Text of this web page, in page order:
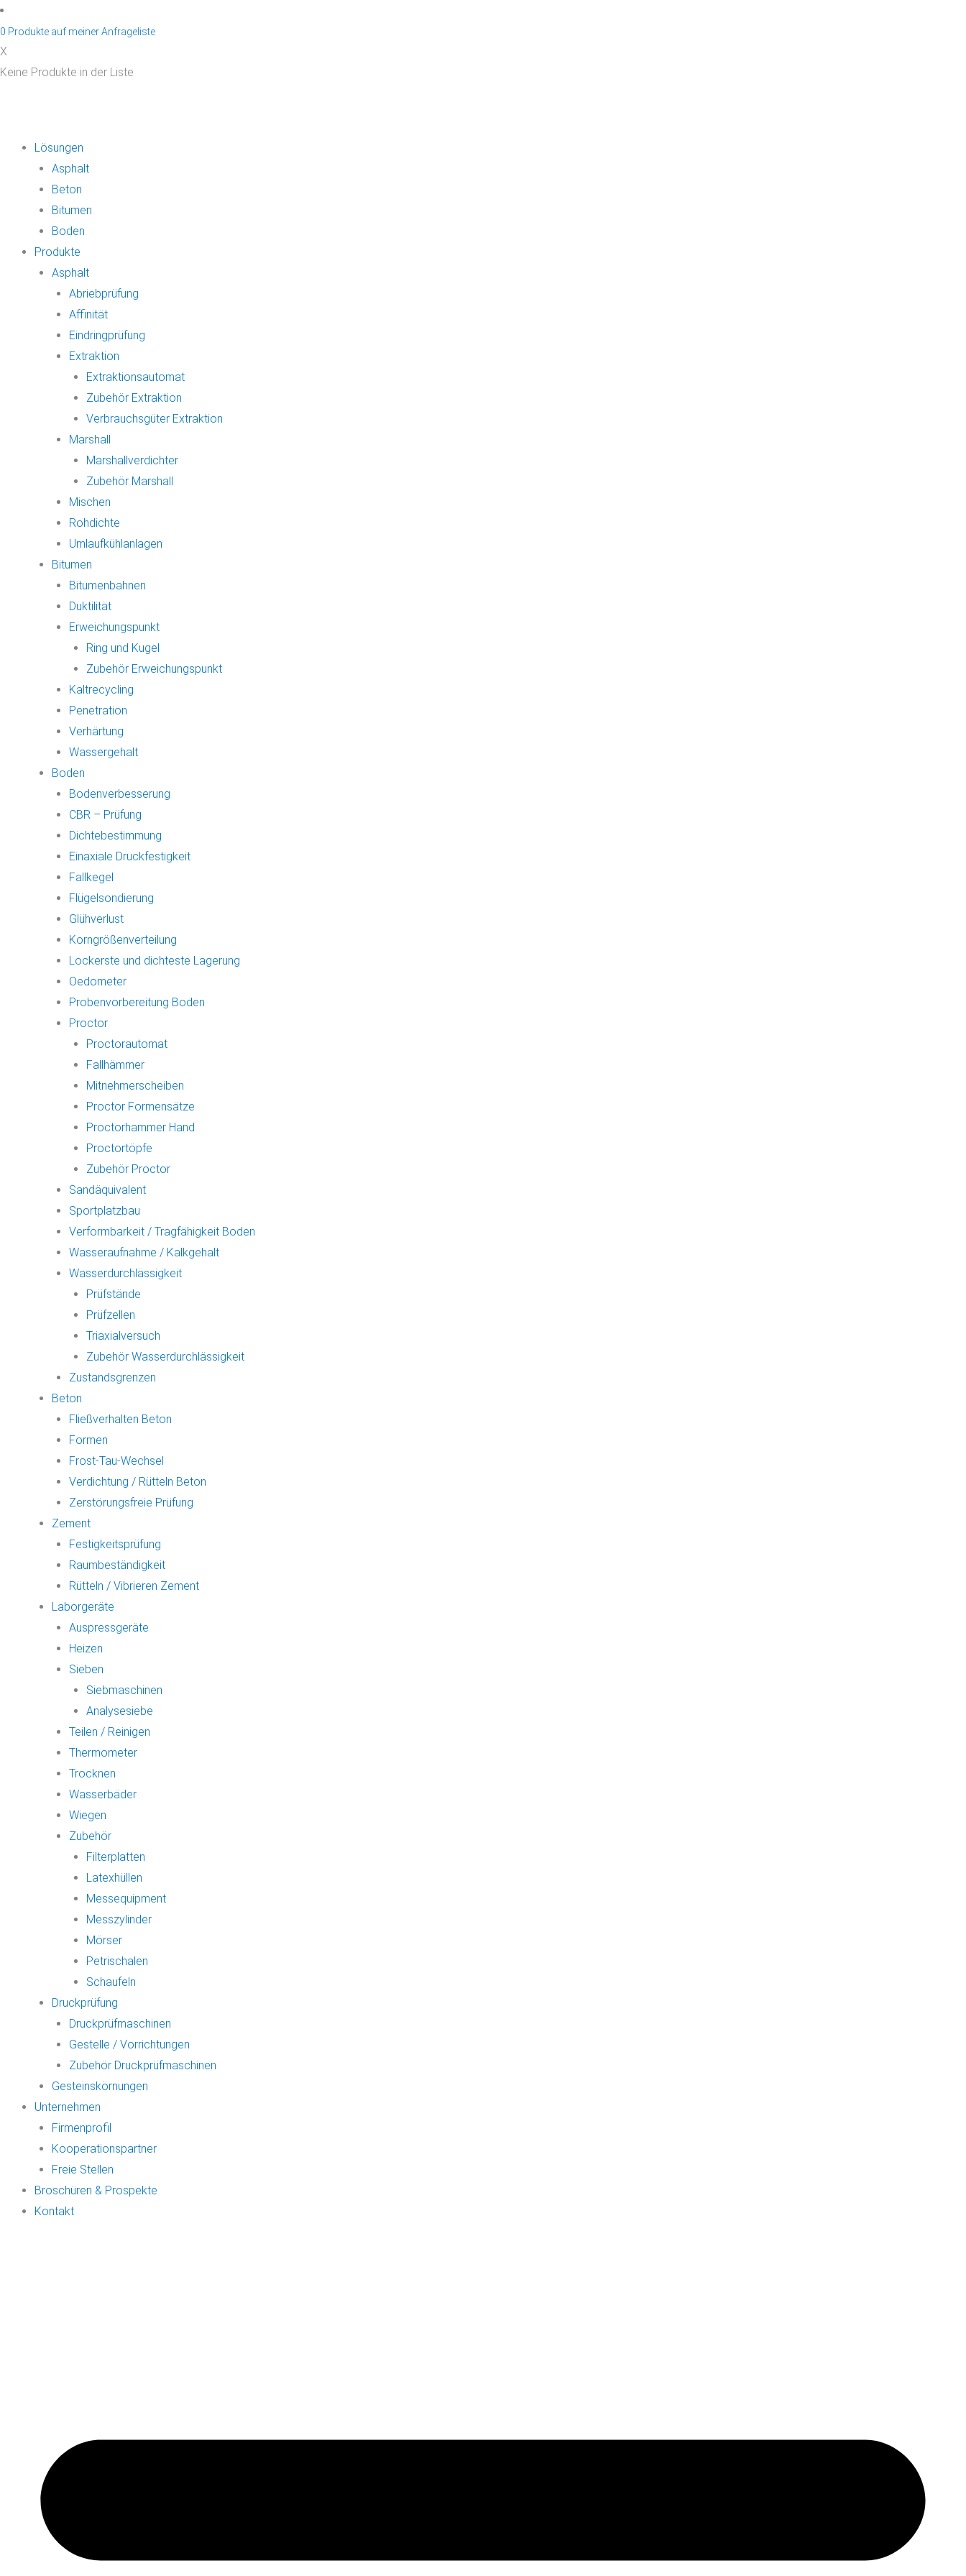
Zum
Inhalt
springen
0 Produkte auf meiner Anfrageliste
X
Keine Produkte in der Liste
Lösungen
Asphalt
Beton
Bitumen
Boden
Produkte
Asphalt
Abriebprüfung
Affinität
Eindringprüfung
Extraktion
Extraktionsautomat
Zubehör Extraktion
Verbrauchsgüter Extraktion
Marshall
Marshallverdichter
Zubehör Marshall
Mischen
Rohdichte
Umlaufkühlanlagen
Bitumen
Bitumenbahnen
Duktilität
Erweichungspunkt
Ring und Kugel
Zubehör Erweichungspunkt
Kaltrecycling
Penetration
Verhärtung
Wassergehalt
Boden
Bodenverbesserung
CBR – Prüfung
Dichtebestimmung
Einaxiale Druckfestigkeit
Fallkegel
Flügelsondierung
Glühverlust
Korngrößenverteilung
Lockerste und dichteste Lagerung
Oedometer
Probenvorbereitung Boden
Proctor
Proctorautomat
Fallhämmer
Mitnehmerscheiben
Proctor Formensätze
Proctorhammer Hand
Proctortöpfe
Zubehör Proctor
Sandäquivalent
Sportplatzbau
Verformbarkeit / Tragfähigkeit Boden
Wasseraufnahme / Kalkgehalt
Wasserdurchlässigkeit
Prüfstände
Prüfzellen
Triaxialversuch
Zubehör Wasserdurchlässigkeit
Zustandsgrenzen
Beton
Fließverhalten Beton
Formen
Frost-Tau-Wechsel
Verdichtung / Rütteln Beton
Zerstörungsfreie Prüfung
Zement
Festigkeitsprüfung
Raumbeständigkeit
Rütteln / Vibrieren Zement
Laborgeräte
Auspressgeräte
Heizen
Sieben
Siebmaschinen
Analysesiebe
Teilen / Reinigen
Thermometer
Trocknen
Wasserbäder
Wiegen
Zubehör
Filterplatten
Latexhüllen
Messequipment
Messzylinder
Mörser
Petrischalen
Schaufeln
Druckprüfung
Druckprüfmaschinen
Gestelle / Vorrichtungen
Zubehör Druckprüfmaschinen
Gesteinskörnungen
Unternehmen
Firmenprofil
Kooperationspartner
Freie Stellen
Broschüren & Prospekte
Kontakt